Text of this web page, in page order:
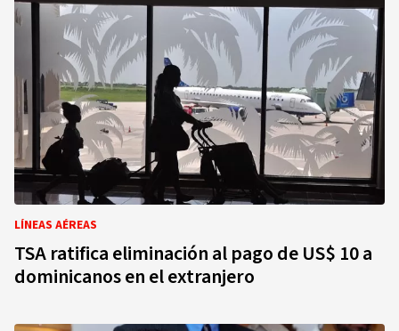
LÍNEAS AÉREAS
TSA ratifica eliminación al pago de US$ 10 a
dominicanos en el extranjero